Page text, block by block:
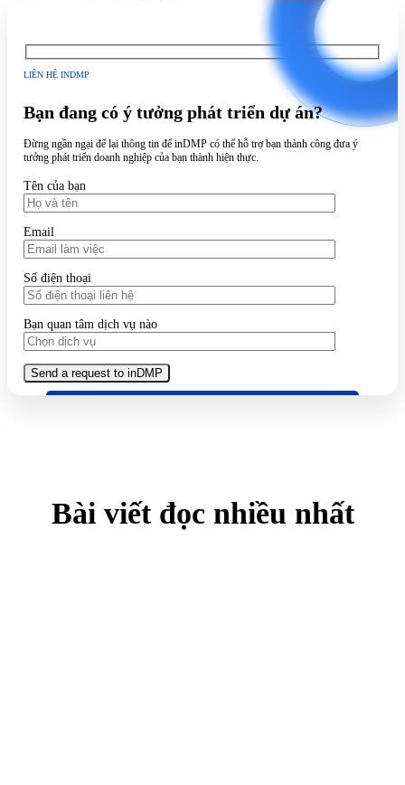
LIÊN HỆ INDMP
Bạn đang có ý tưởng phát triển dự án?
Đừng ngần ngại để lại thông tin để inDMP có thể hỗ trợ bạn thành công đưa ý
tưởng phát triển doanh nghiệp của bạn thành hiện thực.
Tên của bạn
Email
Số điện thoại
Bạn quan tâm dịch vụ nào
Bài viết đọc nhiều nhất